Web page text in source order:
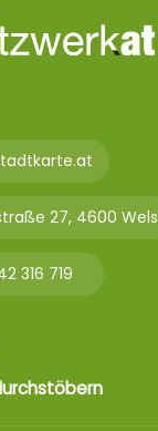
27, 4600 Wels
316 719